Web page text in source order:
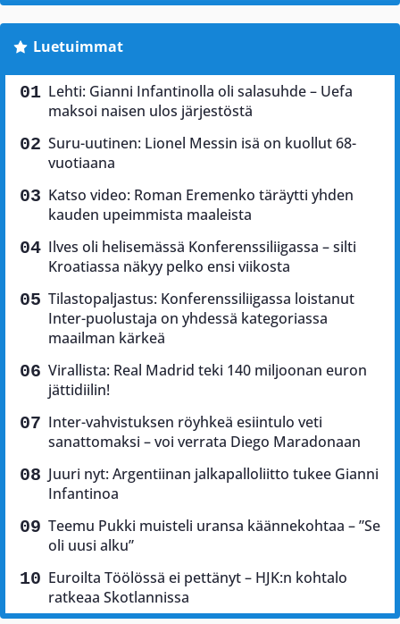
Luetuimmat
Lehti: Gianni Infantinolla oli salasuhde – Uefa
maksoi naisen ulos järjestöstä
Suru-uutinen: Lionel Messin isä on kuollut 68-
vuotiaana
Katso video: Roman Eremenko täräytti yhden
kauden upeimmista maaleista
Ilves oli helisemässä Konferenssiliigassa – silti
Kroatiassa näkyy pelko ensi viikosta
Tilastopaljastus: Konferenssiliigassa loistanut
Inter-puolustaja on yhdessä kategoriassa
maailman kärkeä
Virallista: Real Madrid teki 140 miljoonan euron
jättidiilin!
Inter-vahvistuksen röyhkeä esiintulo veti
sanattomaksi – voi verrata Diego Maradonaan
Juuri nyt: Argentiinan jalkapalloliitto tukee Gianni
Infantinoa
Teemu Pukki muisteli uransa käännekohtaa – ”Se
oli uusi alku”
Euroilta Töölössä ei pettänyt – HJK:n kohtalo
ratkeaa Skotlannissa